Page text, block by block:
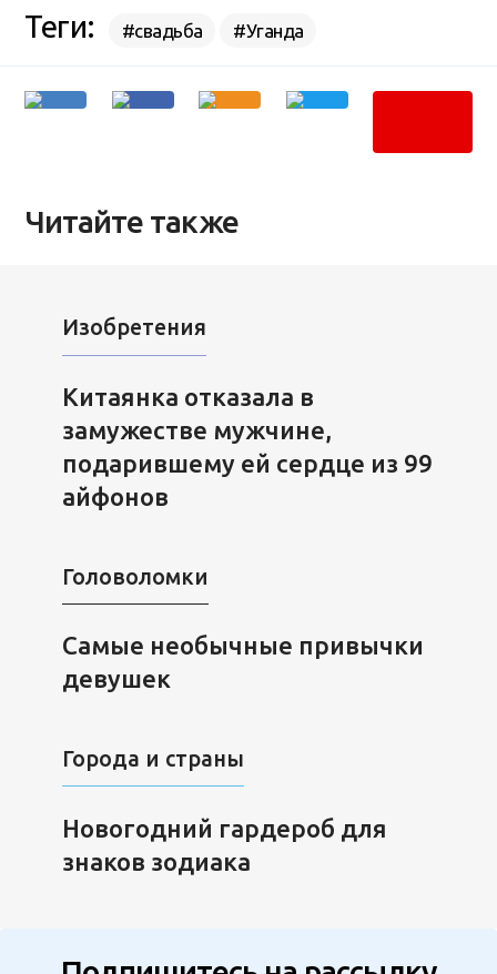
Теги: #свадьба #Уганда
Читайте также
Изобретения
Китаянка отказала в
замужестве мужчине,
подарившему ей сердце из 99
айфонов
Головоломки
Самые необычные привычки
девушек
Города и страны
Новогодний гардероб для
знаков зодиака